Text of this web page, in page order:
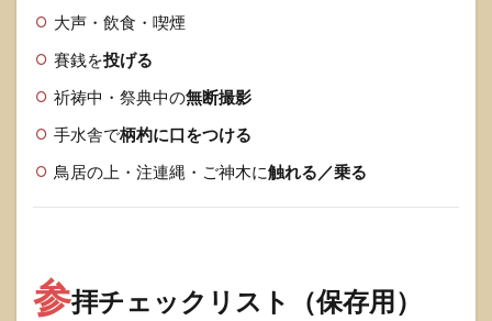
大声・飲食・喫煙
賽銭を投げる
祈祷中・祭典中の無断撮影
手水舎で柄杓に口をつける
鳥居の上・注連縄・ご神木に触れる／乗る
参拝チェックリスト（保存用）